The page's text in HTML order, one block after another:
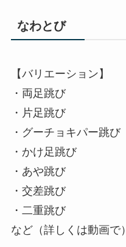
なわとび
【バリエーション】
・両足跳び
・片足跳び
・グーチョキパー跳び
・かけ足跳び
・あや跳び
・交差跳び
・二重跳び
など（詳しくは動画で）